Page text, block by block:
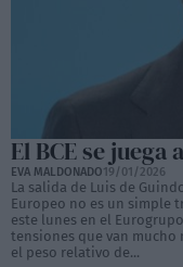
El BCE se
EVA MALDONADO19/01/2026
La salida de Luis de
Europeo no es un simple
este lunes en el
tensiones que van mucho
el peso relativo de...